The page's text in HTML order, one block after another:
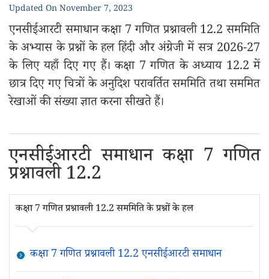
Updated OnNovember 7, 2023
एनसीईआरटी समाधान कक्षा 7 गणित प्रश्नावली 12.2 सममिति
के अभ्यास के प्रश्नों के हल हिंदी और अंग्रेजी में सत्र 2026-27
के लिए यहाँ दिए गए हैं। कक्षा 7 गणित के अध्याय 12.2 में
छात्र दिए गए चित्रों के अनुदिश परावर्तित सममिति तथा सममित
रेखाओं की संख्या ज्ञात करना सीखते हैं।
एनसीईआरटी समाधान कक्षा 7 गणित
प्रश्नावली 12.2
कक्षा 7 गणित प्रश्नावली 12.2 सममिति के प्रश्नों के हल
कक्षा 7 गणित प्रश्नावली 12.2 एनसीईआरटी समाधान